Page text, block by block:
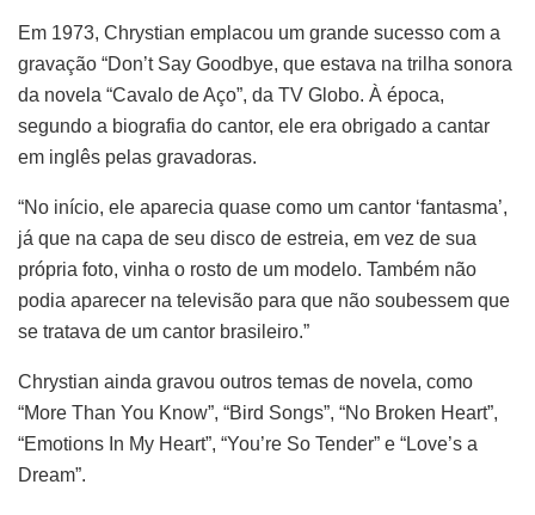
Em 1973, Chrystian emplacou um grande sucesso com a
gravação “Don’t Say Goodbye, que estava na trilha sonora
da novela “Cavalo de Aço”, da TV Globo. À época,
segundo a biografia do cantor, ele era obrigado a cantar
em inglês pelas gravadoras.
“No início, ele aparecia quase como um cantor ‘fantasma’,
já que na capa de seu disco de estreia, em vez de sua
própria foto, vinha o rosto de um modelo. Também não
podia aparecer na televisão para que não soubessem que
se tratava de um cantor brasileiro.”
Chrystian ainda gravou outros temas de novela, como
“More Than You Know”, “Bird Songs”, “No Broken Heart”,
“Emotions In My Heart”, “You’re So Tender” e “Love’s a
Dream”.